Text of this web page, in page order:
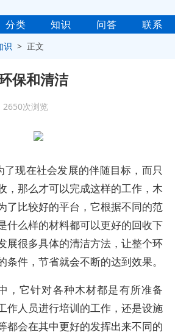
分类 知识 问答 联系
识 > 正文
保和清洁
次浏览
了现在社会发展的伴随目标，而只
，那么才可以完成这样的工作，木
了比较好的平台，它根据不同的范
什么样的材料都可以更好的回收下
展很多具体的清洁方法，让整个环
条件，节省就会不断的达到效果。
，它针对各种木材都是有所准备
作人员进行培训的工作，还是设施
都会在其中更好的发挥出来不同的